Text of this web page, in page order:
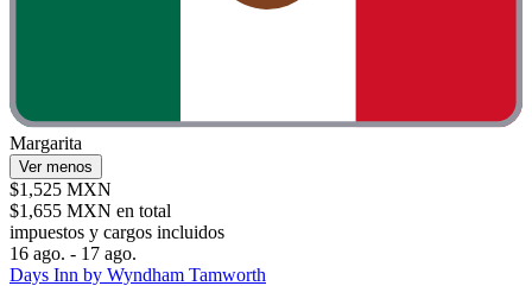
Margarita
Ver menos
$1,525 MXN
$1,655 MXN en total
impuestos y cargos incluidos
16 ago. - 17 ago.
Days Inn by Wyndham Tamworth